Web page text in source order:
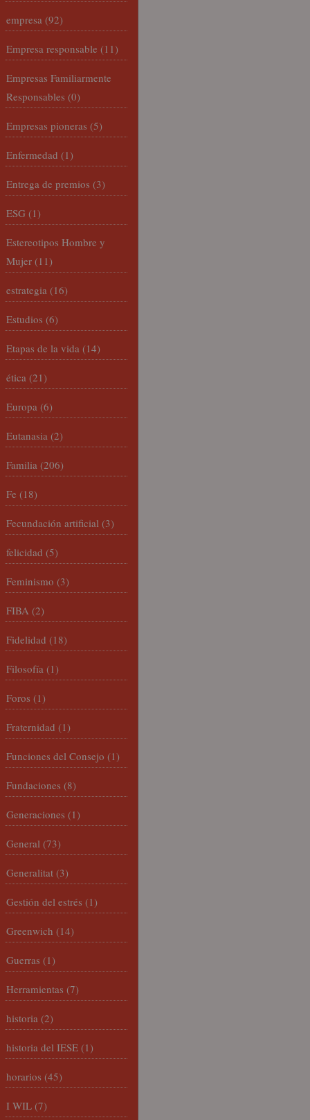
empresa (92)
Empresa responsable (11)
Empresas Familiarmente
Responsables (0)
Empresas pioneras (5)
Enfermedad (1)
Entrega de premios (3)
ESG (1)
Estereotipos Hombre y
Mujer (11)
estrategia (16)
Estudios (6)
Etapas de la vida (14)
ética (21)
Europa (6)
Eutanasia (2)
Familia (206)
Fe (18)
Fecundación artificial (3)
felicidad (5)
Feminismo (3)
FIBA (2)
Fidelidad (18)
Filosofía (1)
Foros (1)
Fraternidad (1)
Funciones del Consejo (1)
Fundaciones (8)
Generaciones (1)
General (73)
Generalitat (3)
Gestión del estrés (1)
Greenwich (14)
Guerras (1)
Herramientas (7)
historia (2)
historia del IESE (1)
horarios (45)
I WIL (7)